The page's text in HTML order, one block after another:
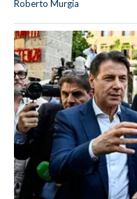
Roberto Murgia